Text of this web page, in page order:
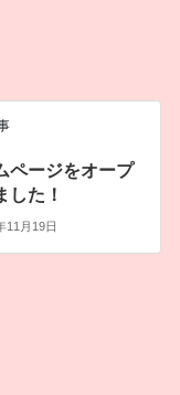
ページをオープ
した！
11月19日